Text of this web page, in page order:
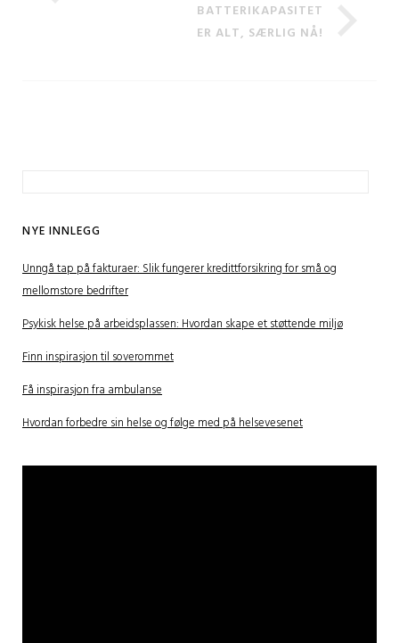
BATTERIKAPASITET
ER ALT, SÆRLIG NÅ!
NYE INNLEGG
Unngå tap på fakturaer: Slik fungerer kredittforsikring for små og
mellomstore bedrifter
Psykisk helse på arbeidsplassen: Hvordan skape et støttende miljø
Finn inspirasjon til soverommet
Få inspirasjon fra ambulanse
Hvordan forbedre sin helse og følge med på helsevesenet